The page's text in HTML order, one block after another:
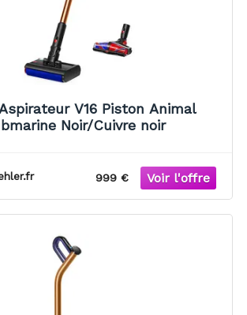
V16 Piston Animal
Noir/Cuivre noir
999 €